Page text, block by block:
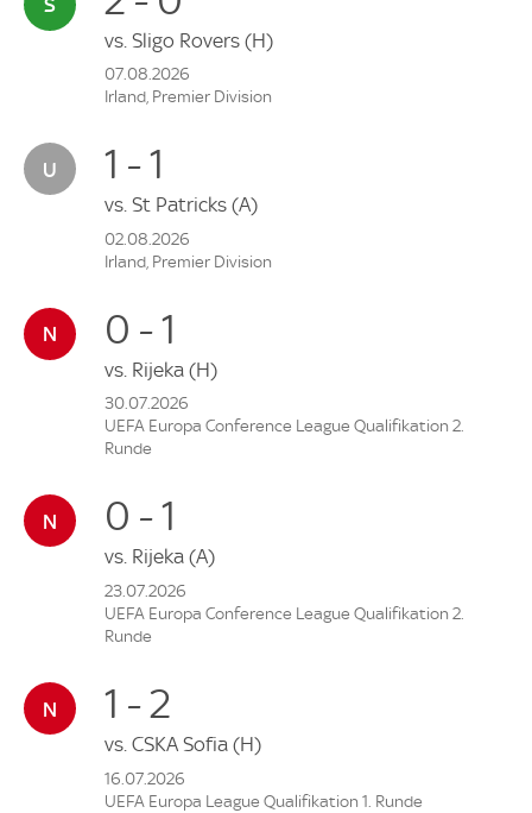
vs. Sligo Rovers (H)
07.08.2026
Irland, Premier Division
1 - 1
vs. St Patricks (A)
02.08.2026
Irland, Premier Division
0 - 1
vs. Rijeka (H)
30.07.2026
UEFA Europa Conference League Qualifikation 2.
Runde
0 - 1
vs. Rijeka (A)
23.07.2026
UEFA Europa Conference League Qualifikation 2.
Runde
1 - 2
vs. CSKA Sofia (H)
16.07.2026
UEFA Europa League Qualifikation 1. Runde